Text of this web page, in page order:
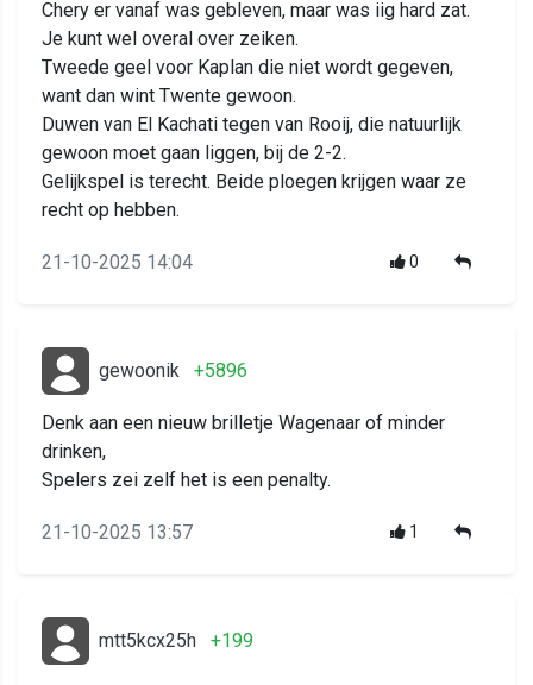
Chery er vanaf was gebleven, maar was iig hard zat.
Je kunt wel overal over zeiken.
Tweede geel voor Kaplan die niet wordt gegeven,
want dan wint Twente gewoon.
Duwen van El Kachati tegen van Rooij, die natuurlijk
gewoon moet gaan liggen, bij de 2-2.
Gelijkspel is terecht. Beide ploegen krijgen waar ze
recht op hebben.
21-10-2025 14:04 0
gewoonik +5896
Denk aan een nieuw brilletje Wagenaar of minder
drinken,
Spelers zei zelf het is een penalty.
21-10-2025 13:57 1
mtt5kcx25h +199